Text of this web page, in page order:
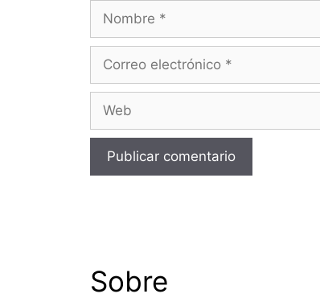
electrónico
Sobre